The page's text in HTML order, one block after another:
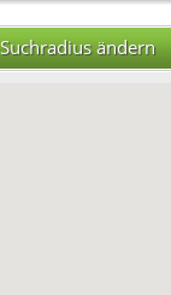
Suchradius ändern